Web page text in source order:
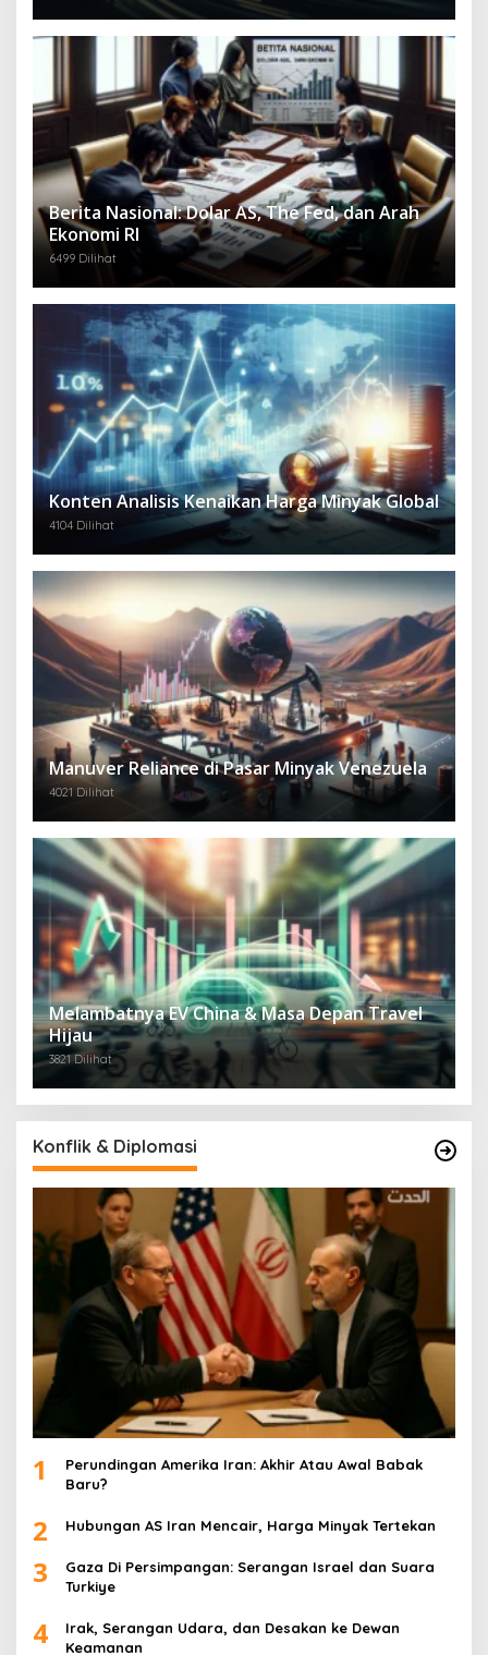
Berita Nasional: Dolar AS, The Fed, dan Arah
Ekonomi RI
6499 Dilihat
Konten Analisis Kenaikan Harga Minyak Global
4104 Dilihat
Manuver Reliance di Pasar Minyak Venezuela
4021 Dilihat
Melambatnya EV China & Masa Depan Travel
Hijau
3821 Dilihat
Konflik & Diplomasi
1
Perundingan Amerika Iran: Akhir Atau Awal Babak
Baru?
2 Hubungan AS Iran Mencair, Harga Minyak Tertekan
3
Gaza Di Persimpangan: Serangan Israel dan Suara
Turkiye
4
Irak, Serangan Udara, dan Desakan ke Dewan
Keamanan